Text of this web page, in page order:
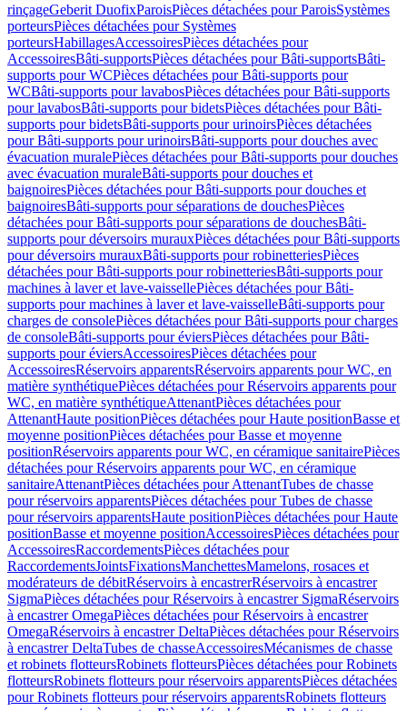
rinçageGeberit DuofixParoisPièces détachées pour ParoisSystèmes
porteursPièces détachées pour Systèmes
porteursHabillagesAccessoiresPièces détachées pour
AccessoiresBâti-supportsPièces détachées pour Bâti-supportsBâti-
supports pour WCPièces détachées pour Bâti-supports pour
WCBâti-supports pour lavabosPièces détachées pour Bâti-supports
pour lavabosBâti-supports pour bidetsPièces détachées pour Bâti-
supports pour bidetsBâti-supports pour urinoirsPièces détachées
pour Bâti-supports pour urinoirsBâti-supports pour douches avec
évacuation muralePièces détachées pour Bâti-supports pour douches
avec évacuation muraleBâti-supports pour douches et
baignoiresPièces détachées pour Bâti-supports pour douches et
baignoiresBâti-supports pour séparations de douchesPièces
détachées pour Bâti-supports pour séparations de douchesBâti-
supports pour déversoirs murauxPièces détachées pour Bâti-supports
pour déversoirs murauxBâti-supports pour robinetteriesPièces
détachées pour Bâti-supports pour robinetteriesBâti-supports pour
machines à laver et lave-vaissellePièces détachées pour Bâti-
supports pour machines à laver et lave-vaisselleBâti-supports pour
charges de consolePièces détachées pour Bâti-supports pour charges
de consoleBâti-supports pour éviersPièces détachées pour Bâti-
supports pour éviersAccessoiresPièces détachées pour
AccessoiresRéservoirs apparentsRéservoirs apparents pour WC, en
matière synthétiquePièces détachées pour Réservoirs apparents pour
WC, en matière synthétiqueAttenantPièces détachées pour
AttenantHaute positionPièces détachées pour Haute positionBasse et
moyenne positionPièces détachées pour Basse et moyenne
positionRéservoirs apparents pour WC, en céramique sanitairePièces
détachées pour Réservoirs apparents pour WC, en céramique
sanitaireAttenantPièces détachées pour AttenantTubes de chasse
pour réservoirs apparentsPièces détachées pour Tubes de chasse
pour réservoirs apparentsHaute positionPièces détachées pour Haute
positionBasse et moyenne positionAccessoiresPièces détachées pour
AccessoiresRaccordementsPièces détachées pour
RaccordementsJointsFixationsManchettesMamelons, rosaces et
modérateurs de débitRéservoirs à encastrerRéservoirs à encastrer
SigmaPièces détachées pour Réservoirs à encastrer SigmaRéservoirs
à encastrer OmegaPièces détachées pour Réservoirs à encastrer
OmegaRéservoirs à encastrer DeltaPièces détachées pour Réservoirs
à encastrer DeltaTubes de chasseAccessoiresMécanismes de chasse
et robinets flotteursRobinets flotteursPièces détachées pour Robinets
flotteursRobinets flotteurs pour réservoirs apparentsPièces détachées
pour Robinets flotteurs pour réservoirs apparentsRobinets flotteurs